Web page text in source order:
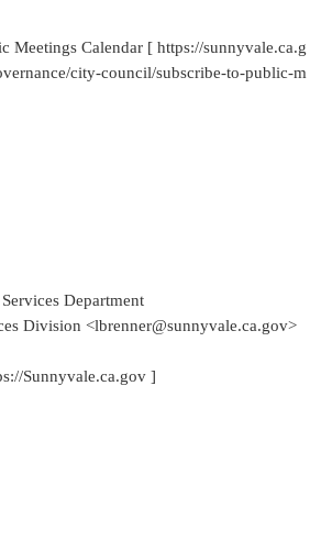
Meetings Calendar [ https://sunnyvale.ca.g
city-council/subscribe-to-public-m
Department
Division <lbrenner@sunnyvale.ca.gov>
Sunnyvale.ca.gov ]